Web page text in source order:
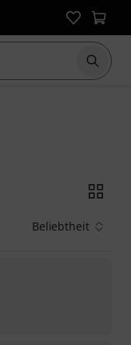
Suche
Beliebtheit